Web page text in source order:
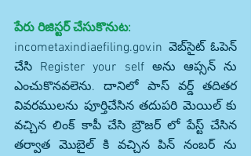
పేరు రిజిస్టర్ చేసుకొనుట:
incometaxindiaefiling.gov.in వెబ్‌సైట్ ఓపెన్
చేసి Register your self అను ఆప్సన్ ను
ఎంచుకొనవలెను. దానిలో పాస్ వర్డ్ తదితర
వివరములను పూర్తిచేసిన తదుపరి మెయిల్ కు
వచ్చిన లింక్ కాపీ చేసి బ్రౌజర్ లో పేస్ట్ చేసిన
తర్వాత మొబైల్ కి వచ్చిన పిన్ నంబర్ ను